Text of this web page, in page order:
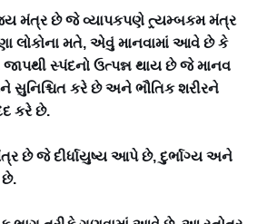
મંત્ર છે જે વ્યાપકપણે ત્ર્યમ્બકમ મંત્ર
લોકોના મતે, એવું માનવામાં આવે છે કે
સ્પંદનો ઉત્પન્ન થાય છે જે માનવ
સુનિશ્ચિત કરે છે અને ભૌતિક શરીરને
કરે છે.
છે જે દીર્ધાયુષ્ય આપે છે, દુર્ભાગ્ય અને
છે.